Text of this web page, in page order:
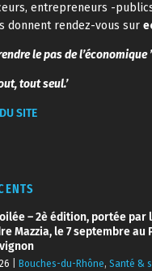
entrepreneurs -
donnent rendez-vous sur
le pas de l’économique ’
tout seul.’
SITE
– 2è édition, portée par
Mazzia, le 7 septembre au
Bouches-du-Rhône,Santé &